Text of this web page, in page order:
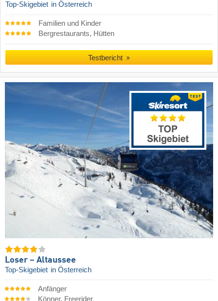
Top-Skigebiet in Österreich
Familien und Kinder
Bergrestaurants, Hütten
Testbericht
Loser – Altaussee
Top-Skigebiet in Österreich
Anfänger
Könner, Freerider